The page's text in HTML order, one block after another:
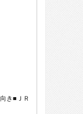
き■ＪＲ